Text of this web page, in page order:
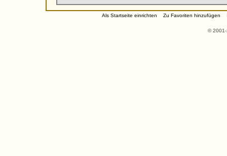
Als Startseite einrichten Zu Favoriten hinzufügen
©